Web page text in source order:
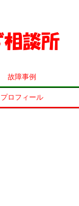
故障事例
プロフィール